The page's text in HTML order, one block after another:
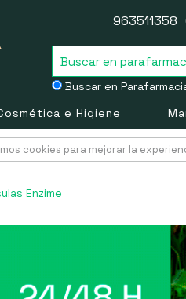
Buscar en
963511358
e Higiene
cookies para mejorar la
Enzime